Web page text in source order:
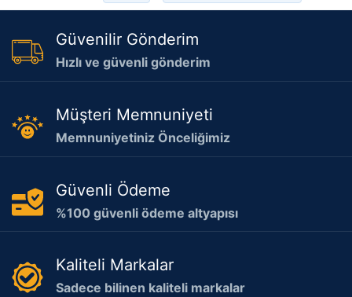
Güvenilir Gönderim
Hızlı ve güvenli gönderim
Müşteri Memnuniyeti
Memnuniyetiniz Önceliğimiz
Güvenli Ödeme
%100 güvenli ödeme altyapısı
Kaliteli Markalar
Sadece bilinen kaliteli markalar